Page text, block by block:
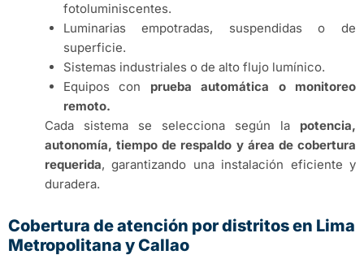
fotoluminiscentes.
Luminarias empotradas, suspendidas o de
superficie.
Sistemas industriales o de alto flujo lumínico.
Equipos con prueba automática o monitoreo
remoto.
Cada sistema se selecciona según la potencia,
autonomía, tiempo de respaldo y área de cobertura
requerida, garantizando una instalación eficiente y
duradera.
Cobertura de atención por distritos en Lima
Metropolitana y Callao